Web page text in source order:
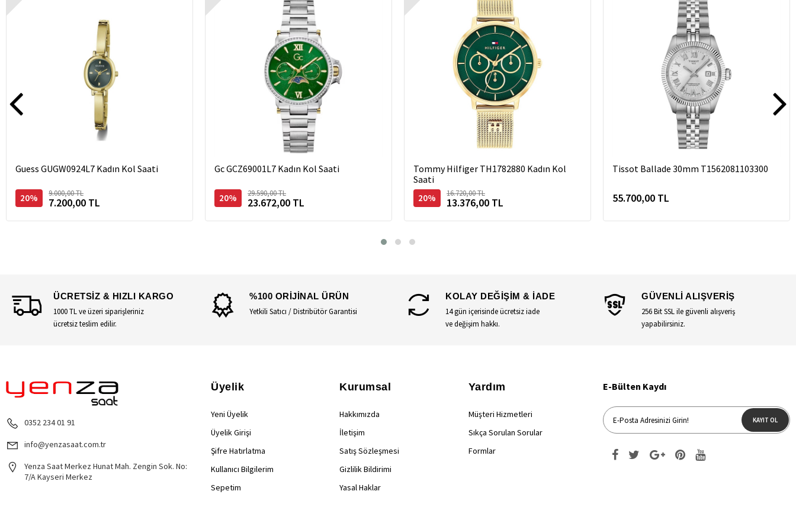
Guess GUGW0924L7 Kadın Kol Saati
20% 9.000,00 TL
7.200,00 TL
Gc GCZ69001L7 Kadın Kol Saati
20% 29.590,00 TL
23.672,00 TL
Tommy Hilfiger TH1782880 Kadın Kol
Saati
20% 16.720,00 TL
13.376,00 TL
Tissot Ballade 30mm T1562081103300
55.700,00 TL
ÜCRETSİZ & HIZLI KARGO
1000 TL ve üzeri siparişleriniz
ücretsiz teslim edilir.
%100 ORİJİNAL ÜRÜN
Yetkili Satıcı / Distribütör Garantisi
KOLAY DEĞİŞİM & İADE
14 gün içerisinde ücretsiz iade
ve değişim hakkı.
GÜVENLİ ALIŞVERİŞ
256 Bit SSL ile güvenli alışveriş
yapabilirsiniz.
0352 234 01 91
info@yenzasaat.com.tr
Yenza Saat Merkez Hunat Mah. Zengin Sok. No:
7/A Kayseri Merkez
Üyelik
Yeni Üyelik
Üyelik Girişi
Şifre Hatırlatma
Kullanıcı Bilgilerim
Sepetim
Kurumsal
Hakkımızda
İletişim
Satış Sözleşmesi
Gizlilik Bildirimi
Yasal Haklar
Yardım
Müşteri Hizmetleri
Sıkça Sorulan Sorular
Formlar
E-Bülten Kaydı
KAYIT OL